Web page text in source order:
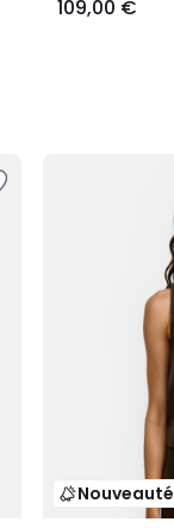
109,00 €
Nouveauté